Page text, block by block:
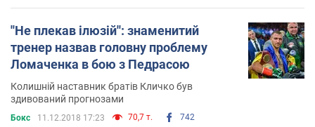
''Не плекав ілюзій'': знаменитий
тренер назвав головну проблему
Ломаченка в бою з Педрасою
Колишній наставник братів Кличко був
здивований прогнозами
Бокс 11.12.2018 17:23 70,7 т. 742